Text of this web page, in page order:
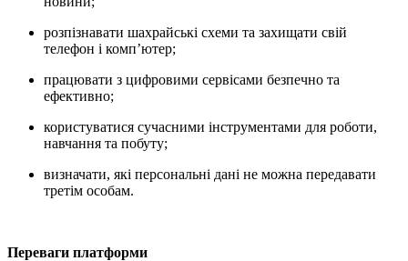
розпізнавати шахрайські схеми та захищати свій
телефон і комп’ютер;
працювати з цифровими сервісами безпечно та
ефективно;
користуватися сучасними інструментами для роботи,
навчання та побуту;
визначати, які персональні дані не можна передавати
третім особам.
Переваги платформи